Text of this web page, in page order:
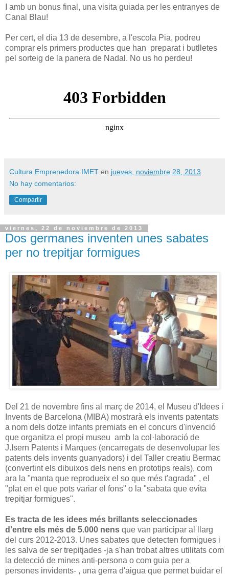
I amb un bonus final, una visita guiada per les entranyes de
Canal Blau!
Per cert, el dia 13 de desembre, a l'escola Pia, podreu
comprar els primers productes que han preparat i butlletes
pel sorteig de la panera de Nadal. No us ho perdeu!
Cultura Emprenedora IMET en jueves, noviembre 28, 2013
No hay comentarios:
Compartir
viernes, 22 de noviembre de 2013
Dos germanes inventen unes sabates
per no trepitjar formigues
Del 21 de novembre fins al març de 2014, el Museu d'Idees i
Invents de Barcelona (MIBA) mostrarà els invents patentats
a nom dels dotze infants premiats en el concurs d'invenció
que organitza el propi museu amb la col·laboració de
J.Isern Patents i Marques (encarregats de desenvolupar les
patents dels invents guanyadors) i del Taller creatiu Bermac
(convertint els dibuixos dels nens en prototips reals), com
ara la "manta que reprodueix el so que més t'agrada" , el
"plat en el que pots variar el fons" o la "sabata que evita
trepitjar formigues".
Es tracta de les idees més brillants seleccionades
d'entre els més de 5.000 nens que van participar al llarg
del curs 2012-2013. Unes sabates que detecten formigues i
les salva de ser trepitjades -ja s'han trobat altres utilitats com
la detecció de mines anti-persona o com guia per a
persones invidents- , una gerra d'aigua que permet buidar el